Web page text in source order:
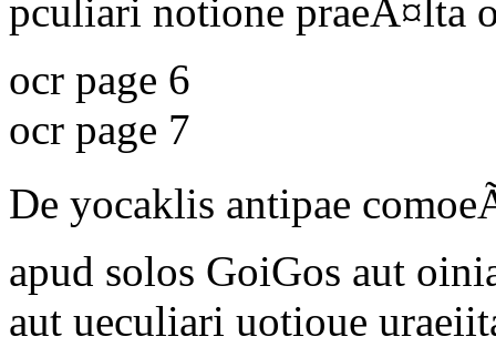
pculiari notione praeÃ¤lta
ocr page 6
ocr page 7
De yocaklis antipae
apud solos GoiGos aut
aut ueculiari uotioue